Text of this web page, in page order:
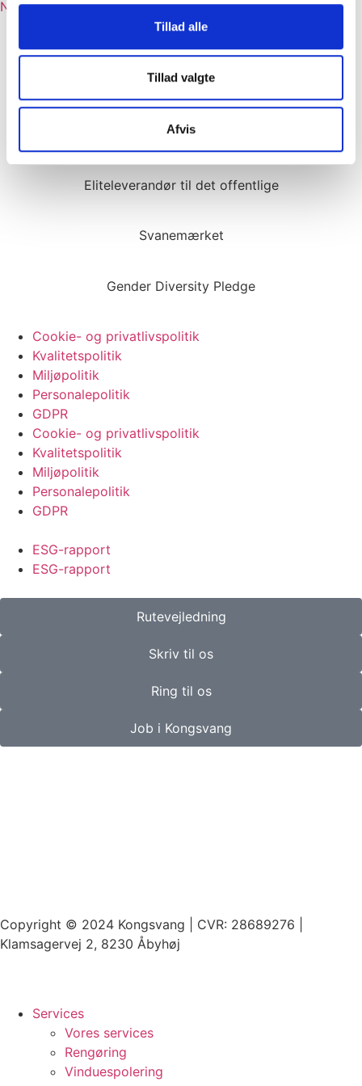
Tillad alle
Tillad valgte
Afvis
NæsteKongsvang er kåret som Succesvirksomhed 2024
Opfylder Servicenormen
AAA kreditvurdering
Eliteleverandør til det offentlige
Svanemærket
Gender Diversity Pledge
Cookie- og privatlivspolitik
Kvalitetspolitik
Miljøpolitik
Personalepolitik
GDPR
Cookie- og privatlivspolitik
Kvalitetspolitik
Miljøpolitik
Personalepolitik
GDPR
ESG-rapport
ESG-rapport
Rutevejledning
Skriv til os
Ring til os
Job i Kongsvang
Copyright © 2024 Kongsvang | CVR: 28689276 |
Klamsagervej 2, 8230 Åbyhøj
Services
Vores services
Rengøring
Vinduespolering